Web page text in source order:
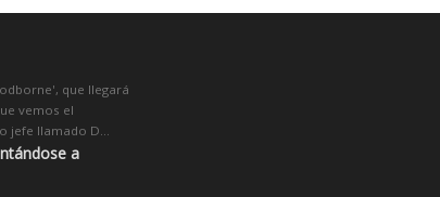
a
que llegará
vemos el
jefe llamado D...